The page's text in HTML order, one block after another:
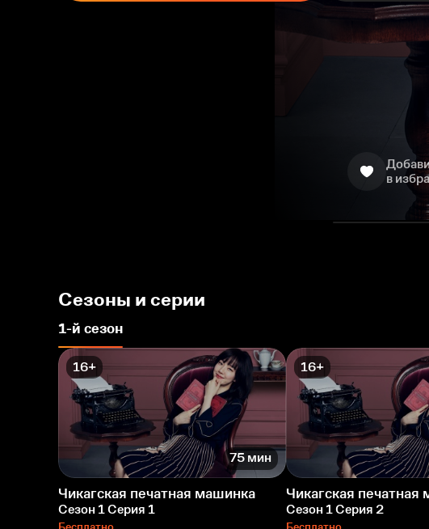
в
Сезоны и серии
1-й сезон
16+
75 мин
Чикагская печатная машинка
Сезон 1 Серия 1
Бесплатно
16+
Чикагская печатная
Сезон 1 Серия 2
Бесплатно